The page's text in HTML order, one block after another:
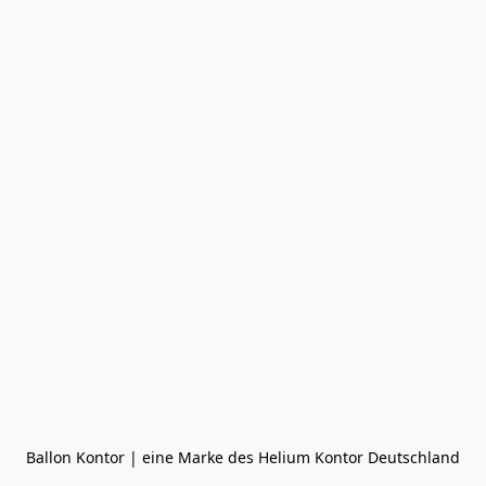
Ballon Kontor | eine Marke des Helium Kontor Deutschland